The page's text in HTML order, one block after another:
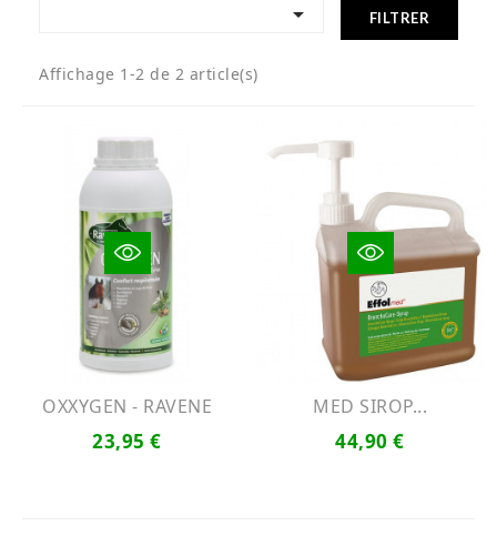
 FILTRER
Affichage 1-2 de 2 article(s)
OXXYGEN - RAVENE
23,95 €
MED SIROP...
44,90 €